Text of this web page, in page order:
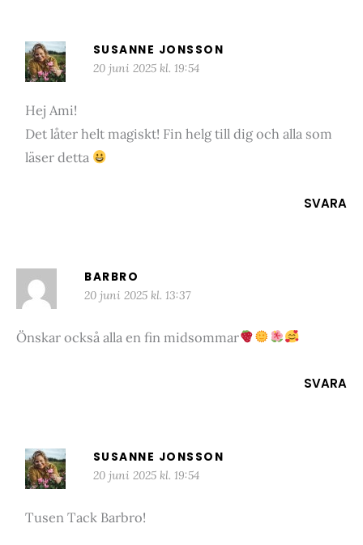
SUSANNE JONSSON
20 juni 2025 kl. 19:54
Hej Ami!
Det låter helt magiskt! Fin helg till dig och alla som
läser detta
SVARA
BARBRO
20 juni 2025 kl. 13:37
Önskar också alla en fin midsommar
SVARA
SUSANNE JONSSON
20 juni 2025 kl. 19:54
Tusen Tack Barbro!